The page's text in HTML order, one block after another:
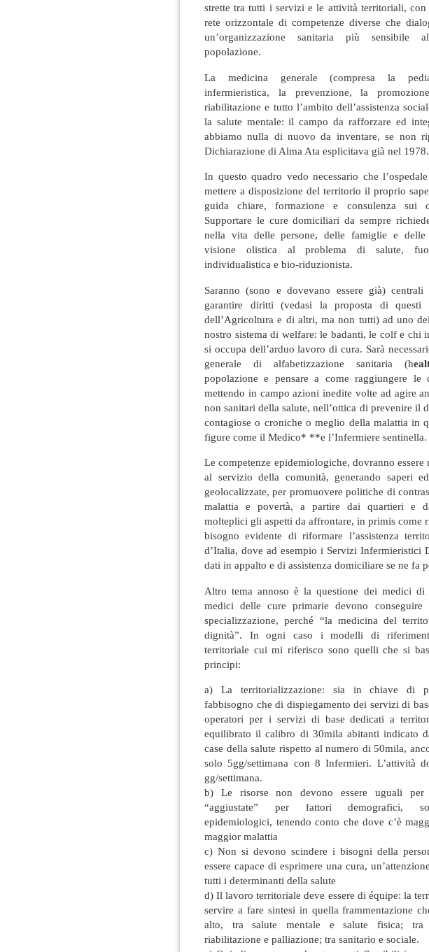
strette tra tutti i servizi e le attività territoriali, con
rete orizzontale di competenze diverse che
un’organizzazione sanitaria più sensibile
popolazione.
La medicina generale (compresa la
infermieristica, la prevenzione, la
riabilitazione e tutto l’ambito dell’assistenza
la salute mentale: il campo da rafforzare ed
abbiamo nulla di nuovo da inventare, se non
Dichiarazione di Alma Ata esplicitava già nel 1978.
In questo quadro vedo necessario che
mettere a disposizione del territorio il proprio
guida chiare, formazione e consulenza sui
Supportare le cure domiciliari da sempre
nella vita delle persone, delle famiglie e delle
visione olistica al problema di salute,
individualistica e bio-riduzionista.
Saranno (sono e dovevano essere già)
garantire diritti (vedasi la proposta di questi
dell’Agricoltura e di altri, ma non tutti) ad uno
nostro sistema di welfare: le badanti, le colf e chi
si occupa dell’arduo lavoro di cura. Sarà
generale di alfabetizzazione sanitaria (h
popolazione e pensare a come raggiungere
mettendo in campo azioni inedite volte ad agire
non sanitari della salute, nell’ottica di prevenire il
contagiose o croniche o meglio della malattia in
figure come il Medico* **e l’Infermiere sentinella.
Le competenze epidemiologiche, dovranno essere
al servizio della comunità, generando saperi
geolocalizzate, per promuovere politiche di
malattia e povertà, a partire dai quartieri e
molteplici gli aspetti da affrontare, in primis come
bisogno evidente di riformare l’assistenza
d’Italia, dove ad esempio i Servizi Infermieristici
dati in appalto e di assistenza domiciliare se ne fa
Altro tema annoso è la questione dei medici di
medici delle cure primarie devono
specializzazione, perché “la medicina del
dignità”. In ogni caso i modelli di
territoriale cui mi riferisco sono quelli che si
principi:
a) La territorializzazione: sia in chiave di
fabbisogno che di dispiegamento dei servizi di
operatori per i servizi di base dedicati a
equilibrato il calibro di 30mila abitanti indicato
case della salute rispetto al numero di 50mila,
solo 5gg/settimana con 8 Infermieri. L’attività
gg/settimana.
b) Le risorse non devono essere uguali
“aggiustate” per fattori demografici,
epidemiologici, tenendo conto che dove c’è
maggior malattia
c) Non si devono scindere i bisogni della
essere capace di esprimere una cura,
tutti i determinanti della salute
d) Il lavoro territoriale deve essere di équipe: la
servire a fare sintesi in quella frammentazione
alto, tra salute mentale e salute fisica; tra
riabilitazione e palliazione; tra sanitario e sociale.